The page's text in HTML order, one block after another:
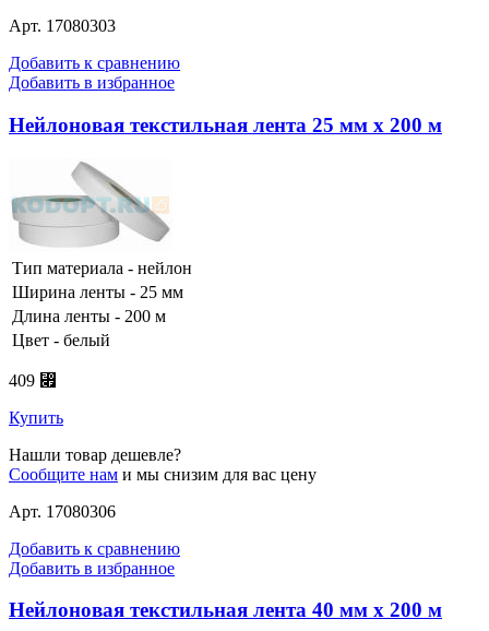
Арт. 17080303
Добавить к сравнению
Добавить в избранное
Нейлоновая текстильная лента 25 мм х 200 м
Тип материала - нейлон
Ширина ленты - 25 мм
Длина ленты - 200 м
Цвет - белый
409 ⃏
Купить
Нашли товар дешевле?
Сообщите нам и мы снизим для вас цену
Арт. 17080306
Добавить к сравнению
Добавить в избранное
Нейлоновая текстильная лента 40 мм х 200 м